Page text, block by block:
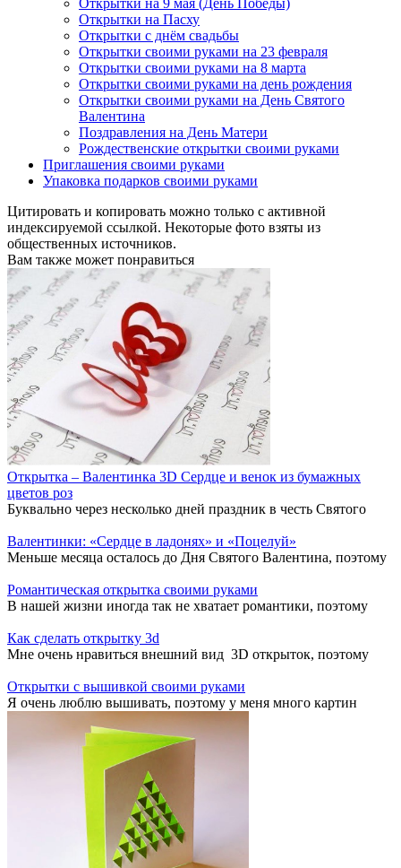
Открытки на Пасху
Открытки с днём свадьбы
Открытки своими руками на 23 февраля
Открытки своими руками на 8 марта
Открытки своими руками на день рождения
Открытки своими руками на День Святого
Валентина
Поздравления на День Матери
Рождественские открытки своими руками
Приглашения своими руками
Упаковка подарков своими руками
Цитировать и копировать можно только с активной
индексируемой ссылкой. Некоторые фото взяты из
общественных источников.
Вам также может понравиться
Открытка – Валентинка 3D Сердце и венок из бумажных
цветов роз
Буквально через несколько дней праздник в честь Святого
Валентинки: «Сердце в ладонях» и «Поцелуй»
Меньше месяца осталось до Дня Святого Валентина, поэтому
Романтическая открытка своими руками
В нашей жизни иногда так не хватает романтики, поэтому
Как сделать открытку 3d
Мне очень нравиться внешний вид 3D открыток, поэтому
Открытки с вышивкой своими руками
Я очень люблю вышивать, поэтому у меня много картин